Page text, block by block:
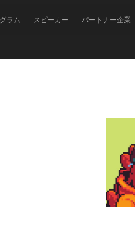
ラム スピーカー パートナー企業